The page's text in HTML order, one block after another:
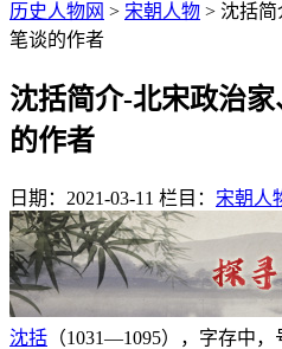
历史人物网 > 宋朝人物 > 沈括
笔谈的作者
沈括简介-北宋政治
的作者
日期：2021-03-11 栏目： 宋朝人
沈括 （1031—1095），字存中